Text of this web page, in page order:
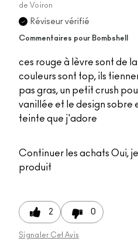
de Voiron
Réviseur vérifié
Commentaires pour Bombshell
ces rouge à lèvre sont de
couleurs sont top, ils
pas gras, un petit crush
vanillée et le design sobre
teinte que j'adore
Continuer les achats Oui,
produit
2 0
Signaler Cet Avis